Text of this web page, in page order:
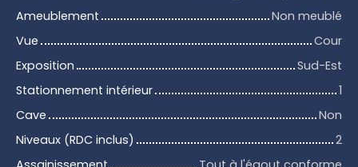
Ameublement
Non meublé
Vue
Cour
Exposition
Sud-Est
Stationnement intérieur
1
Cave
Non
Niveaux (RDC inclus)
2